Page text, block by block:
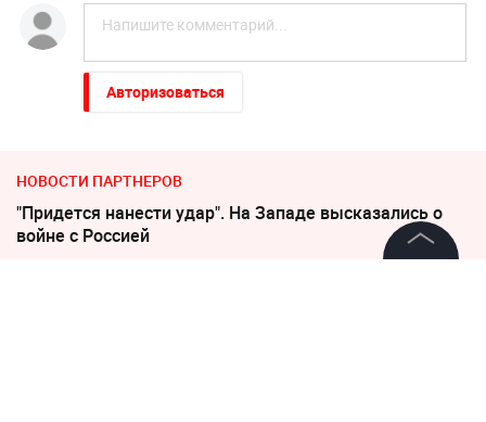
Авторизоваться
НОВОСТИ ПАРТНЕРОВ
"Придется нанести удар". На Западе высказались о
войне с Россией